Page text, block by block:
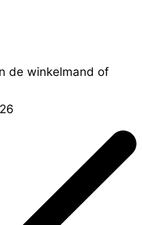
de winkelmand of